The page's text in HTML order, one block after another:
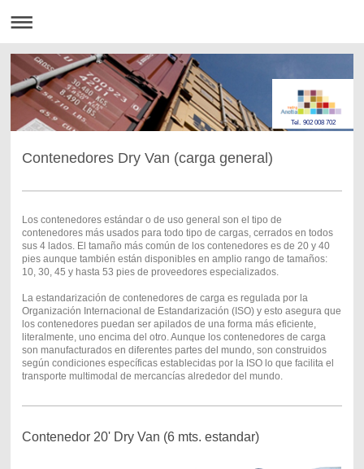
Tel. 902 008 702
Contenedores Dry Van (carga general)
Los contenedores estándar o de uso general son el tipo de
contenedores más usados para todo tipo de cargas, cerrados en todos
sus 4 lados. El tamaño más común de los contenedores es de 20 y 40
pies aunque también están disponibles en amplio rango de tamaños:
10, 30, 45 y hasta 53 pies de proveedores especializados.
La estandarización de contenedores de carga es regulada por la
Organización Internacional de Estandarización (ISO) y esto asegura que
los contenedores puedan ser apilados de una forma más eficiente,
literalmente, uno encima del otro. Aunque los contenedores de carga
son manufacturados en diferentes partes del mundo, son construidos
según condiciones específicas establecidas por la ISO lo que facilita el
transporte multimodal de mercancías alrededor del mundo.
Contenedor 20' Dry Van (6 mts. estandar)